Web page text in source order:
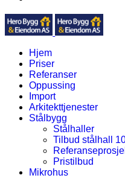
Hjem
Priser
Referanser
Oppussing
Import
Arkitekttjenester
Stålbygg
Stålhaller
Tilbud stålhall
Pristilbud
Mikrohus